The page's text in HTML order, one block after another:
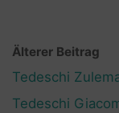
Älterer Beitrag
Tedeschi
Tedeschi